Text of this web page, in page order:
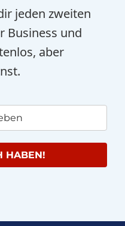
jeden zweiten
Business und
aber
HABEN!